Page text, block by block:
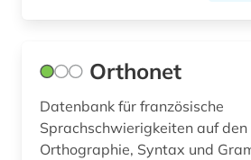
Orthonet
Datenbank für französische
Sprachschwierigkeiten auf
Orthographie, Syntax und